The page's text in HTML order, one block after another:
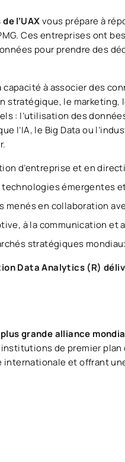
l’UAXvous prépare à
Ces entreprises ont
pour prendre des
à associer des
stratégique, le
: l’utilisation des
l’IA, le Big Data ou
d’entreprise et en
émergentes
menés en collaboration
à la communication et
stratégiques
Data Analytics (R)
grande alliance
de premier
internationale et offrant